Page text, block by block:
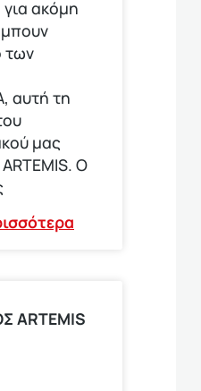
ακόμη
των
αυτή τη
μας
Ο
ARTEMIS